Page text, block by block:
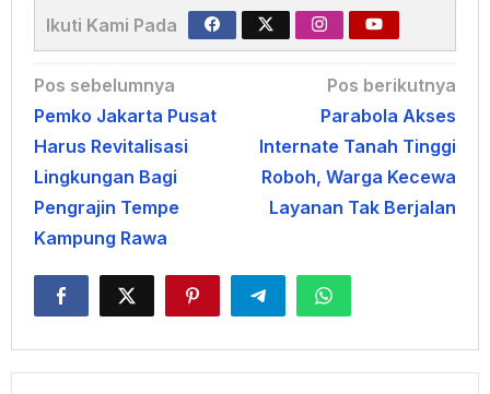
Ikuti Kami Pada
Navigasi
pos
Pos sebelumnya
Pemko Jakarta Pusat
Harus Revitalisasi
Lingkungan Bagi
Pengrajin Tempe
Kampung Rawa
Pos berikutnya
Parabola Akses
Internate Tanah Tinggi
Roboh, Warga Kecewa
Layanan Tak Berjalan